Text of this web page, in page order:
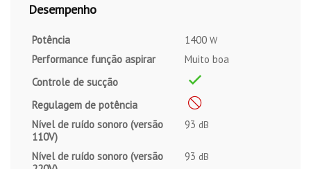
Desempenho
Potência 1400 W
Performance função aspirar
Muito boa
Controle de sucção
Regulagem de potência
Nível de ruído sonoro (versão
110V)
93 dB
Nível de ruído sonoro (versão
93 dB